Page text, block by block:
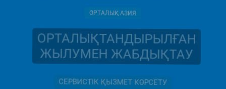
ОРТАЛЫҚ АЗИЯ
ОРТАЛЫҚТАНДЫРЫЛҒАН
ЖЫЛУМЕН ЖАБДЫҚТАУ
СЕРВИСТІК ҚЫЗМЕТ КӨРСЕТУ